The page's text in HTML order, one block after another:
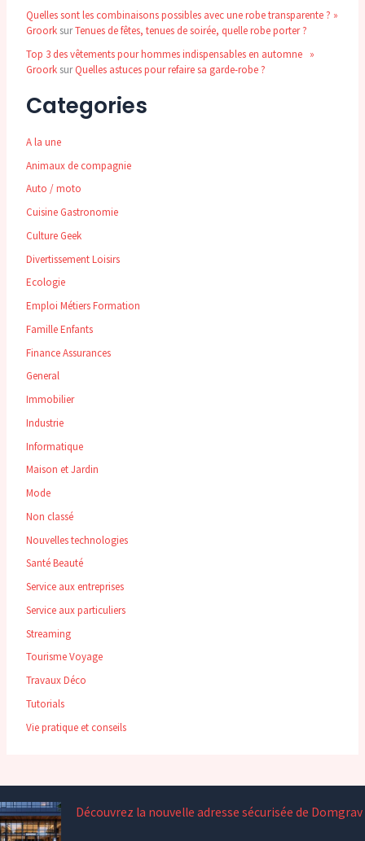
Quelles sont les combinaisons possibles avec une robe transparente ? »
Groork surTenues de fêtes, tenues de soirée, quelle robe porter ?
Top 3 des vêtements pour hommes indispensables en automne »
Groork surQuelles astuces pour refaire sa garde-robe ?
Categories
A la une
Animaux de compagnie
Auto / moto
Cuisine Gastronomie
Culture Geek
Divertissement Loisirs
Ecologie
Emploi Métiers Formation
Famille Enfants
Finance Assurances
General
Immobilier
Industrie
Informatique
Maison et Jardin
Mode
Non classé
Nouvelles technologies
Santé Beauté
Service aux entreprises
Service aux particuliers
Streaming
Tourisme Voyage
Travaux Déco
Tutorials
Vie pratique et conseils
Découvrez la nouvelle adresse sécurisée de Domgrav